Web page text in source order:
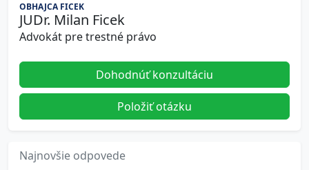
OBHAJCA FICEK
JUDr. Milan Ficek
Advokát pre trestné právo
Dohodnúť konzultáciu
Položiť otázku
Najnovšie odpovede